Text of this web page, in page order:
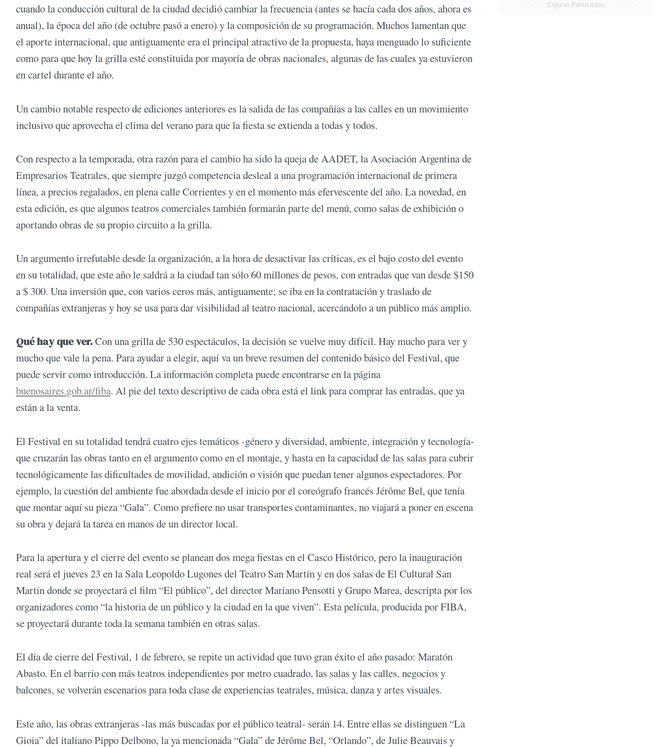
cuando la conducción cultural de la ciudad decidió cambiar la frecuencia (antes se hacía cada dos años, ahora es
anual), la época del año (de octubre pasó a enero) y la composición de su programación. Muchos lamentan que
el aporte internacional, que antiguamente era el principal atractivo de la propuesta, haya menguado lo suficiente
como para que hoy la grilla esté constituida por mayoría de obras nacionales, algunas de las cuales ya estuvieron
en cartel durante el año.
Un cambio notable respecto de ediciones anteriores es la salida de las compañías a las calles en un movimiento
inclusivo que aprovecha el clima del verano para que la fiesta se extienda a todas y todos.
Con respecto a la temporada, otra razón para el cambio ha sido la queja de AADET, la Asociación Argentina de
Empresarios Teatrales, que siempre juzgó competencia desleal a una programación internacional de primera
línea, a precios regalados, en plena calle Corrientes y en el momento más efervescente del año. La novedad, en
esta edición, es que algunos teatros comerciales también formarán parte del menú, como salas de exhibición o
aportando obras de su propio circuito a la grilla.
Un argumento irrefutable desde la organización, a la hora de desactivar las críticas, es el bajo costo del evento
en su totalidad, que este año le saldrá a la ciudad tan sólo 60 millones de pesos, con entradas que van desde $150
a $ 300. Una inversión que, con varios ceros más, antiguamente; se iba en la contratación y traslado de
compañías extranjeras y hoy se usa para dar visibilidad al teatro nacional, acercándolo a un público más amplio.
Qué hay que ver.Con una grilla de 530 espectáculos, la decisión se vuelve muy difícil. Hay mucho para ver y
mucho que vale la pena. Para ayudar a elegir, aquí va un breve resumen del contenido básico del Festival, que
puede servir como introducción. La información completa puede encontrarse en la página
buenosaires.gob.ar/fiba. Al pie del texto descriptivo de cada obra está el link para comprar las entradas, que ya
están a la venta.
El Festival en su totalidad tendrá cuatro ejes temáticos -género y diversidad, ambiente, integración y tecnología-
que cruzarán las obras tanto en el argumento como en el montaje, y hasta en la capacidad de las salas para cubrir
tecnológicamente las dificultades de movilidad, audición o visión que puedan tener algunos espectadores. Por
ejemplo, la cuestión del ambiente fue abordada desde el inicio por el coreógrafo francés Jérôme Bel, que tenía
que montar aquí su pieza “Gala”. Como prefiere no usar transportes contaminantes, no viajará a poner en escena
su obra y dejará la tarea en manos de un director local.
Para la apertura y el cierre del evento se planean dos mega fiestas en el Casco Histórico, pero la inauguración
real será el jueves 23 en la Sala Leopoldo Lugones del Teatro San Martín y en dos salas de El Cultural San
Martín donde se proyectará el film “El público”, del director Mariano Pensotti y Grupo Marea, descripta por los
organizadores como “la historia de un público y la ciudad en la que viven”. Esta película, producida por FIBA,
se proyectará durante toda la semana también en otras salas.
El día de cierre del Festival, 1 de febrero, se repite un actividad que tuvo gran éxito el año pasado: Maratón
Abasto. En el barrio con más teatros independientes por metro cuadrado, las salas y las calles, negocios y
balcones, se volverán escenarios para toda clase de experiencias teatrales, música, danza y artes visuales.
Este año, las obras extranjeras -las más buscadas por el público teatral- serán 14. Entre ellas se distinguen “La
Gioia” del italiano Pippo Delbono, la ya mencionada “Gala” de Jérôme Bel, “Orlando”, de Julie Beauvais y
Espacio Publicitario